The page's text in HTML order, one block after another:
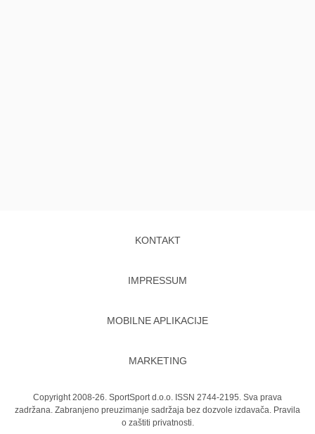
KONTAKT
IMPRESSUM
MOBILNE APLIKACIJE
MARKETING
Copyright 2008-26. SportSport d.o.o. ISSN 2744-2195. Sva prava
zadržana. Zabranjeno preuzimanje sadržaja bez dozvole izdavača. Pravila
o zaštiti privatnosti.